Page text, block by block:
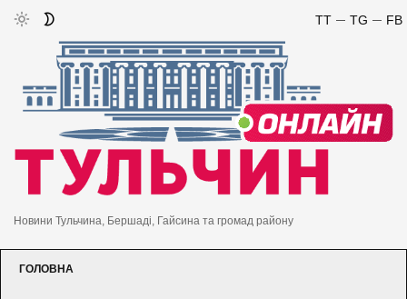
FB
TG
TT
Новини Тульчина, Бершаді, Гайсина та громад району
ГОЛОВНА